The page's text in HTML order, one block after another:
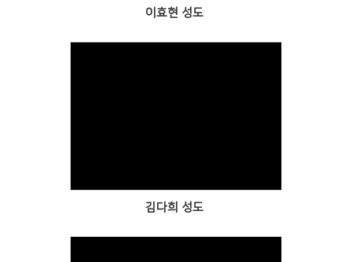
이효현 성도
김다희 성도